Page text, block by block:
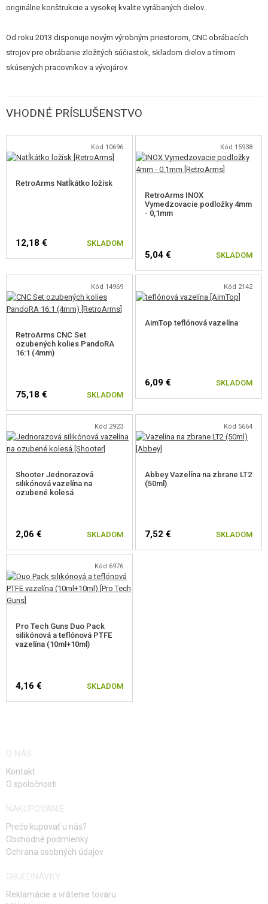
Pomocou vodiča pružiny a ideálne medeného kladivka, prípadne máme v
odporúčame výdatne mazať vazelínou.
originálne konštrukcie a vysokej kvalite vyrábaných dielov.
Od roku 2013 disponuje novým výrobným priestorom, CNC obrábacích
strojov pre obrábanie zložitých súčiastok, skladom dielov a tímom
skúsených pracovníkov a vývojárov.
VHODNÉ PRÍSLUŠENSTVO
Kód 10696
RetroArms Natĺkátko ložísk
12,18 € SKLADOM
Kód 15938
RetroArms INOX
Vymedzovacie podložky 4mm
- 0,1mm
5,04 € SKLADOM
Kód 14969
RetroArms CNC Set
ozubených kolies PandoRA
16:1 (4mm)
75,18 € SKLADOM
Kód 2142
AimTop teflónová vazelína
6,09 € SKLADOM
Kód 2923
Shooter Jednorazová
silikónová vazelína na
ozubené kolesá
2,06 € SKLADOM
Kód 5664
Abbey Vazelína na zbrane LT2
(50ml)
7,52 € SKLADOM
Kód 6976
Pro Tech Guns Duo Pack
silikónová a teflónová PTFE
vazelína (10ml+10ml)
4,16 € SKLADOM
O NÁS
Kontakt
O spoločnosti
NAKUPOVANIE
Prečo kupovať u nás?
Obchodné podmienky
Ochrana osobných údajov
OBJEDNÁVKY
Reklamácie a vrátenie tovaru